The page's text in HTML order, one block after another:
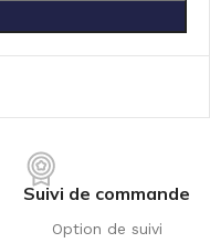
Suivi de commande
Option de suivi